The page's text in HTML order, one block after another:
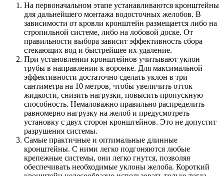
На первоначальном этапе устанавливаются кронштейны
для дальнейшего монтажа водосточных желобов. В
зависимости от кровли кронштейн размещается либо на
стропильной системе, либо на лобовой доске. От
правильности выбора зависит эффективность сбора
стекающих вод и быстрейшее их удаление.
При установлении кронштейнов учитывают уклон
трубы в направлении к воронке. Для максимальной
эффективности достаточно сделать уклон в три
сантиметра на 10 метров, чтобы увеличить отток
жидкости, снизить нагрузки, повысить пропускную
способность. Немаловажно правильно распределить
равномерно нагрузку на желоб и предусмотреть
установку с двух сторон кронштейнов. Это не допустит
разрушения системы.
Самые практичные и оптимальные длинные
кронштейны. С ними легко подгоняются любые
крепежные системы, они легко гнутся, позволяя
обеспечивать необходимые уклоны желоба. Короткий